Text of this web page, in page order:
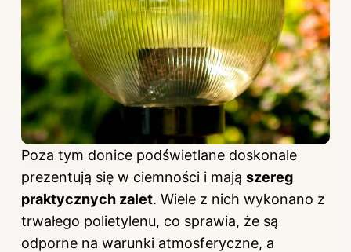
Poza tym donice podświetlane doskonale
prezentują się w ciemności i mają szereg
praktycznych zalet. Wiele z nich wykonano z
trwałego polietylenu, co sprawia, że są
odporne na warunki atmosferyczne, a